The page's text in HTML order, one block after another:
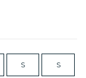
S S